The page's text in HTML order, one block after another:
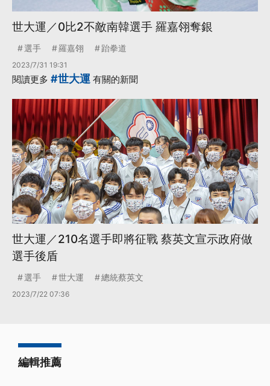
世大運／0比2不敵南韓選手 羅嘉翎奪銀
選手 羅嘉翎 跆拳道
2023/7/31 19:31
閱讀更多 #世大運 有關的新聞
世大運／210名選手即將征戰 蔡英文宣示政府做
選手後盾
選手 世大運 總統蔡英文
2023/7/22 07:36
編輯推薦